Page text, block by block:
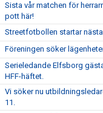
Sista vår matchen för
pott här!
Streetfotbollen startar
Föreningen söker
Serieledande Elfsborg
HFF-häftet.
Vi söker nu
11.